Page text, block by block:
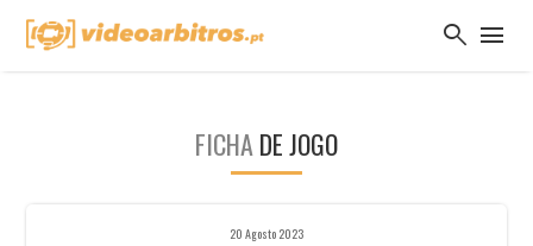
search menu
FICHA DE JOGO
20 Agosto 2023